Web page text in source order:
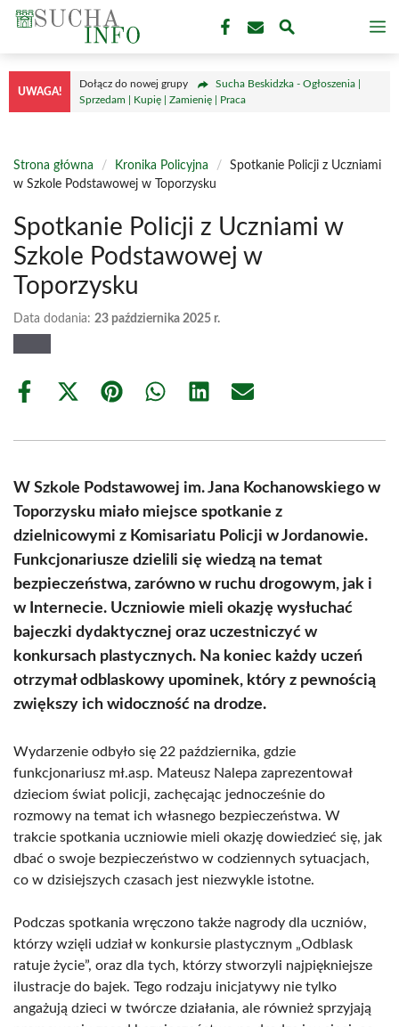
Przejdź
treści
UWAGA!
Dołącz do nowej grupy
Sucha Beskidzka - Ogłoszenia |
Sprzedam | Kupię | Zamienię | Praca
Strona główna / Kronika Policyjna /
Spotkanie Policji z Uczniami
w Szkole Podstawowej w Toporzysku
Spotkanie Policji z Uczniami w
Szkole Podstawowej w
Toporzysku
Data dodania: 23 października 2025 r.
Share
Share
(Twitter)
Share Share Share Share
W Szkole Podstawowej im. Jana Kochanowskiego w
Toporzysku miało miejsce spotkanie z
dzielnicowymi z Komisariatu Policji w Jordanowie.
Funkcjonariusze dzielili się wiedzą na temat
bezpieczeństwa, zarówno w ruchu drogowym, jak i
w Internecie. Uczniowie mieli okazję wysłuchać
bajeczki dydaktycznej oraz uczestniczyć w
konkursach plastycznych. Na koniec każdy uczeń
otrzymał odblaskowy upominek, który z pewnością
zwiększy ich widoczność na drodze.
Wydarzenie odbyło się 22 października, gdzie
funkcjonariusz mł.asp. Mateusz Nalepa zaprezentował
dzieciom świat policji, zachęcając jednocześnie do
rozmowy na temat ich własnego bezpieczeństwa. W
trakcie spotkania uczniowie mieli okazję dowiedzieć się, jak
dbać o swoje bezpieczeństwo w codziennych sytuacjach,
co w dzisiejszych czasach jest niezwykle istotne.
Podczas spotkania wręczono także nagrody dla uczniów,
którzy wzięli udział w konkursie plastycznym „Odblask
ratuje życie”, oraz dla tych, którzy stworzyli najpiękniejsze
ilustracje do bajek. Tego rodzaju inicjatywy nie tylko
angażują dzieci w twórcze działania, ale również sprzyjają